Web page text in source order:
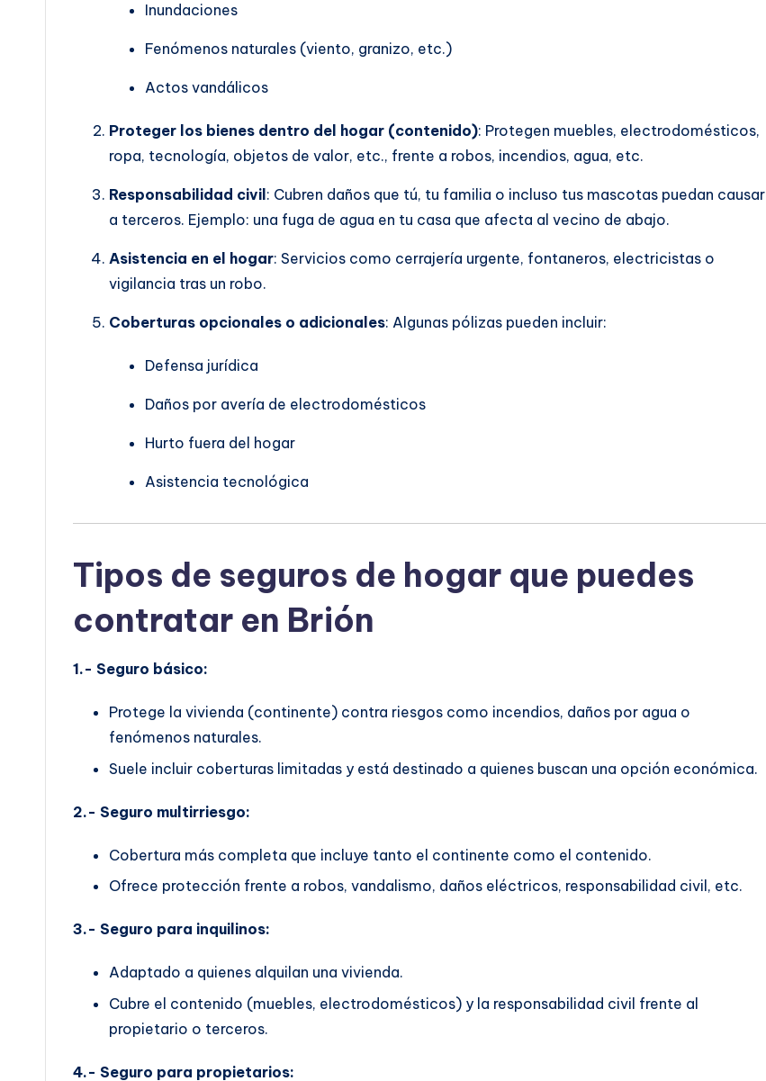
Inundaciones
Fenómenos naturales (viento, granizo, etc.)
Actos vandálicos
Proteger los bienes dentro del hogar (contenido): Protegen muebles, electrodomésticos,
ropa, tecnología, objetos de valor, etc., frente a robos, incendios, agua, etc.
Responsabilidad civil : Cubren daños que tú, tu familia o incluso tus mascotas puedan causar
a terceros. Ejemplo: una fuga de agua en tu casa que afecta al vecino de abajo.
Asistencia en el hogar: Servicios como cerrajería urgente, fontaneros, electricistas o
vigilancia tras un robo.
Coberturas opcionales o adicionales: Algunas pólizas pueden incluir:
Defensa jurídica
Daños por avería de electrodomésticos
Hurto fuera del hogar
Asistencia tecnológica
Tipos de seguros de hogar que puedes
contratar en Brión
1.- Seguro básico:
Protege la vivienda (continente) contra riesgos como incendios, daños por agua o
fenómenos naturales.
Suele incluir coberturas limitadas y está destinado a quienes buscan una opción económica.
2.- Seguro multirriesgo:
Cobertura más completa que incluye tanto el continente como el contenido.
Ofrece protección frente a robos, vandalismo, daños eléctricos, responsabilidad civil, etc.
3.- Seguro para inquilinos:
Adaptado a quienes alquilan una vivienda.
Cubre el contenido (muebles, electrodomésticos) y la responsabilidad civil frente al
propietario o terceros.
4.- Seguro para propietarios: